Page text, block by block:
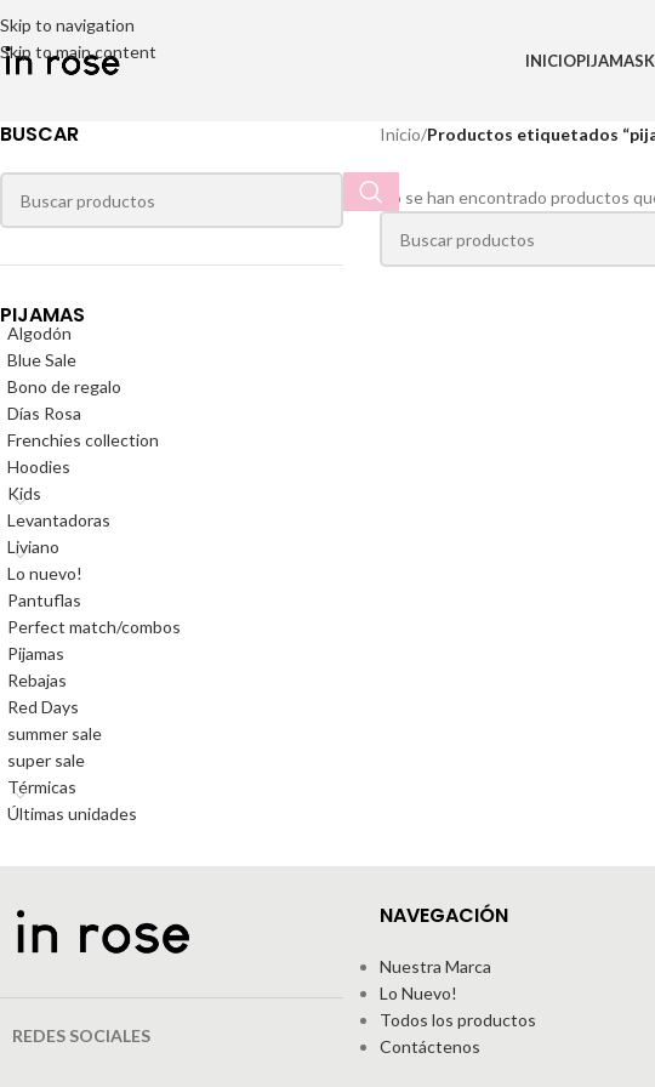
Skip to navigation
Skip to main content
INICIOPIJAMAS
BUSCAR
PIJAMAS
Algodón
Blue Sale
Bono de regalo
Días Rosa
Frenchies collection
Hoodies
Kids
Levantadoras
Liviano
Lo nuevo!
Pantuflas
Perfect match/combos
Pijamas
Rebajas
Red Days
summer sale
super sale
Térmicas
Últimas unidades
Inicio/Productos etiquetados
No se han encontrado productos
REDES SOCIALES
NAVEGACIÓN
Nuestra Marca
Lo Nuevo!
Todos los productos
Contáctenos